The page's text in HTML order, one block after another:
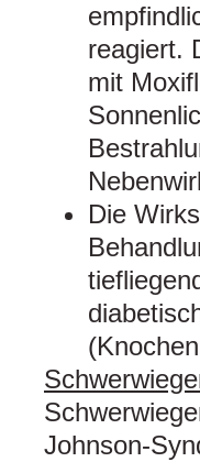
reagiert.
mit
Die
Johnson-